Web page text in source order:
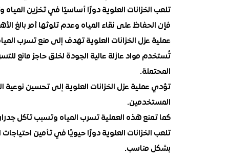
تلعب الخزانات العلوية دورًا أساسيًا في تخزين
فإن الحفاظ على نقاء المياه وعدم تلوثها أمر بالغ
عملية عزل الخزانات العلوية تهدف إلى منع تسرب
تُستخدم مواد عازلة عالية الجودة لخلق حاجز مانع
المحتملة.
تؤدي عملية عزل الخزانات العلوية إلى تحسين نوعية
المستخدمين.
كما تمنع هذه العملية تسرب المياه وتسبب تآكل
تلعب الخزانات العلوية دورًا حيويًا في تأمين
بشكل مناسب.